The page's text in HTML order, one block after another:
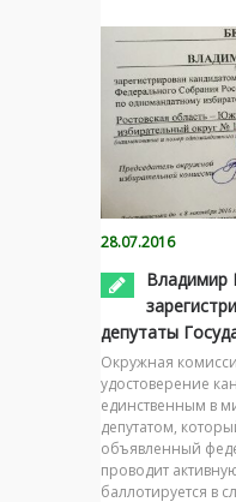
28.07.2016
Владимир
депутаты
Окружная
удостоверение
единственным в
депутатом,
объявленный
проводит
баллотируется в